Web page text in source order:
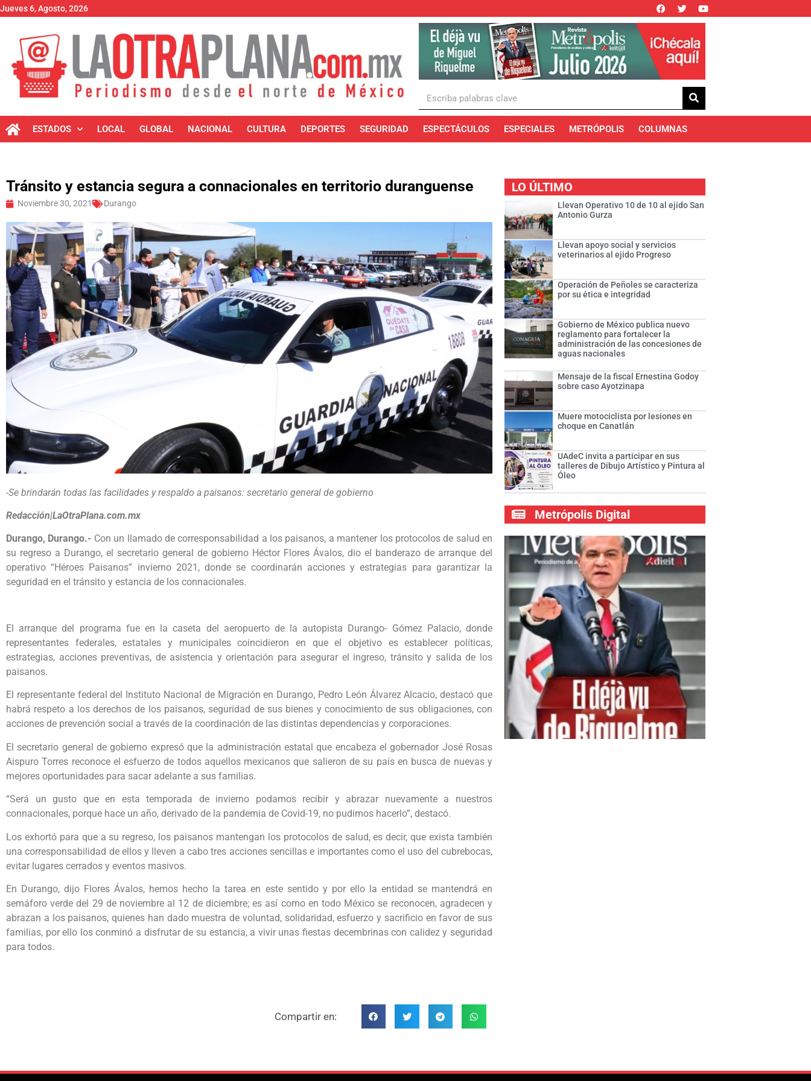
Jueves 6, Agosto, 2026
ESTADOS LOCAL GLOBAL NACIONAL CULTURA DEPORTES SEGURIDAD ESPECTÁCULOS ESPECIALES METRÓPOLIS COLUMNAS
Tránsito y estancia segura a connacionales en territorio duranguense
Noviembre 30, 2021 Durango
-Se brindarán todas las facilidades y respaldo a paisanos: secretario general de gobierno
Redacción|LaOtraPlana.com.mx
Durango, Durango.- Con un llamado de corresponsabilidad a los paisanos, a mantener los protocolos de salud en
su regreso a Durango, el secretario general de gobierno Héctor Flores Ávalos, dio el banderazo de arranque del
operativo “Héroes Paisanos” invierno 2021, donde se coordinarán acciones y estrategias para garantizar la
seguridad en el tránsito y estancia de los connacionales.
El arranque del programa fue en la caseta del aeropuerto de la autopista Durango- Gómez Palacio, donde
representantes federales, estatales y municipales coincidieron en que el objetivo es establecer políticas,
estrategias, acciones preventivas, de asistencia y orientación para asegurar el ingreso, tránsito y salida de los
paisanos.
El representante federal del Instituto Nacional de Migración en Durango, Pedro León Álvarez Alcacio, destacó que
habrá respeto a los derechos de los paisanos, seguridad de sus bienes y conocimiento de sus obligaciones, con
acciones de prevención social a través de la coordinación de las distintas dependencias y corporaciones.
El secretario general de gobierno expresó que la administración estatal que encabeza el gobernador José Rosas
Aispuro Torres reconoce el esfuerzo de todos aquellos mexicanos que salieron de su país en busca de nuevas y
mejores oportunidades para sacar adelante a sus familias.
“Será un gusto que en esta temporada de invierno podamos recibir y abrazar nuevamente a nuestros
connacionales, porque hace un año, derivado de la pandemia de Covid-19, no pudimos hacerlo”, destacó.
Los exhortó para que a su regreso, los paisanos mantengan los protocolos de salud, es decir, que exista también
una corresponsabilidad de ellos y lleven a cabo tres acciones sencillas e importantes como el uso del cubrebocas,
evitar lugares cerrados y eventos masivos.
En Durango, dijo Flores Ávalos, hemos hecho la tarea en este sentido y por ello la entidad se mantendrá en
semáforo verde del 29 de noviembre al 12 de diciembre; es así como en todo México se reconocen, agradecen y
abrazan a los paisanos, quienes han dado muestra de voluntad, solidaridad, esfuerzo y sacrificio en favor de sus
familias, por ello los conminó a disfrutar de su estancia, a vivir unas fiestas decembrinas con calidez y seguridad
para todos.
Compartir en:
LO ÚLTIMO
Llevan Operativo 10 de 10 al ejido San
Antonio Gurza
Llevan apoyo social y servicios
veterinarios al ejido Progreso
Operación de Peñoles se caracteriza
por su ética e integridad
Gobierno de México publica nuevo
reglamento para fortalecer la
administración de las concesiones de
aguas nacionales
Mensaje de la fiscal Ernestina Godoy
sobre caso Ayotzinapa
Muere motociclista por lesiones en
choque en Canatlán
UAdeC invita a participar en sus
talleres de Dibujo Artístico y Pintura al
Óleo
Metrópolis Digital